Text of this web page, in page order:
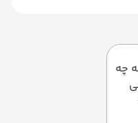
چه